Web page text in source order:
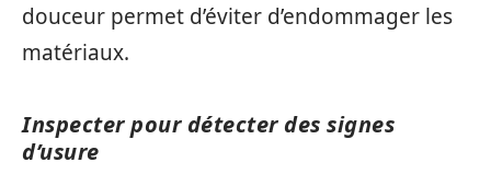
douceur permet d’éviter d’endommager les
matériaux.
Inspecter pour détecter des signes
d’usure